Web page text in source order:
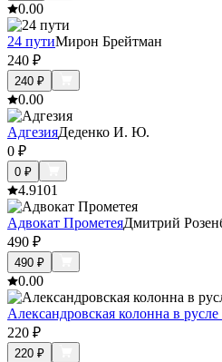
0.00
24 путиМирон Брейтман
240 ₽
240 ₽
0.00
АдгезияДеденко И. Ю.
0 ₽
0 ₽
4.9101
Адвокат ПрометеяДмитрий
490 ₽
490 ₽
0.00
Александровская колонна в
220 ₽
220 ₽